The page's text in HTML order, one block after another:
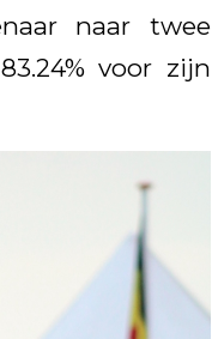
naar twee
voor zijn